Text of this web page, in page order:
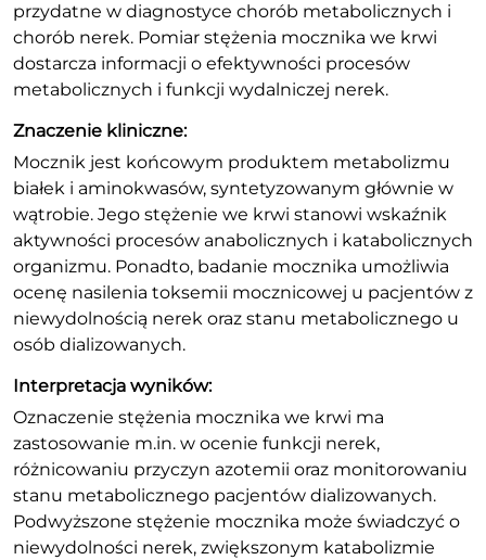
przydatne w diagnostyce chorób metabolicznych i
chorób nerek. Pomiar stężenia mocznika we krwi
dostarcza informacji o efektywności procesów
metabolicznych i funkcji wydalniczej nerek.
Znaczenie kliniczne:
Mocznik jest końcowym produktem metabolizmu
białek i aminokwasów, syntetyzowanym głównie w
wątrobie. Jego stężenie we krwi stanowi wskaźnik
aktywności procesów anabolicznych i katabolicznych
organizmu. Ponadto, badanie mocznika umożliwia
ocenę nasilenia toksemii mocznicowej u pacjentów z
niewydolnością nerek oraz stanu metabolicznego u
osób dializowanych.
Interpretacja wyników:
Oznaczenie stężenia mocznika we krwi ma
zastosowanie m.in. w ocenie funkcji nerek,
różnicowaniu przyczyn azotemii oraz monitorowaniu
stanu metabolicznego pacjentów dializowanych.
Podwyższone stężenie mocznika może świadczyć o
niewydolności nerek, zwiększonym katabolizmie